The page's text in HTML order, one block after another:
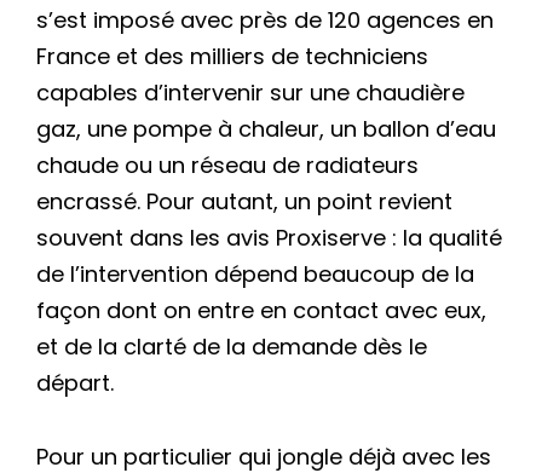
s’est imposé avec près de 120 agences en
France et des milliers de techniciens
capables d’intervenir sur une chaudière
gaz, une pompe à chaleur, un ballon d’eau
chaude ou un réseau de radiateurs
encrassé. Pour autant, un point revient
souvent dans les avis Proxiserve : la qualité
de l’intervention dépend beaucoup de la
façon dont on entre en contact avec eux,
et de la clarté de la demande dès le
départ.
Pour un particulier qui jongle déjà avec les